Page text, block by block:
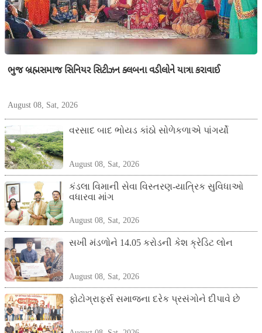
ભુજ બ્રહ્મસમાજ સિનિયર સિટીઝન ક્લબના વડીલોને યાત્રા કરાવાઈ
August 08, Sat, 2026
વરસાદ બાદ ભોયડ કાંઠો સોળેકળાએ પાંગર્યો
August 08, Sat, 2026
કંડલા વિમાની સેવા વિસ્તરણ-યાત્રિક સુવિધાઓ
વધારવા માંગ
August 08, Sat, 2026
સખી મંડળોને 14.05 કરોડની કેશ ક્રેડિટ લોન
August 08, Sat, 2026
ફોટોગ્રાફર્સ સમાજના દરેક પ્રસંગોને દીપાવે છે